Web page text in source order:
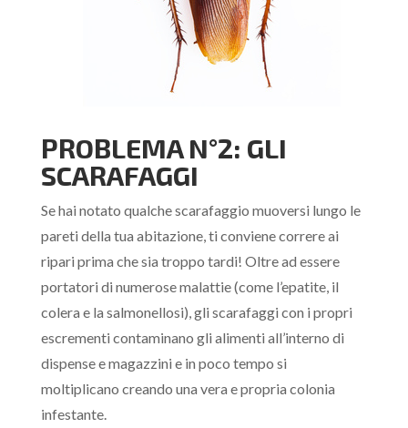
PROBLEMA N°2: GLI
SCARAFAGGI
Se hai notato qualche scarafaggio muoversi lungo le
pareti della tua abitazione, ti conviene correre ai
ripari prima che sia troppo tardi! Oltre ad essere
portatori di numerose malattie (come l’epatite, il
colera e la salmonellosi), gli scarafaggi con i propri
escrementi contaminano gli alimenti all’interno di
dispense e magazzini e in poco tempo si
moltiplicano creando una vera e propria colonia
infestante.